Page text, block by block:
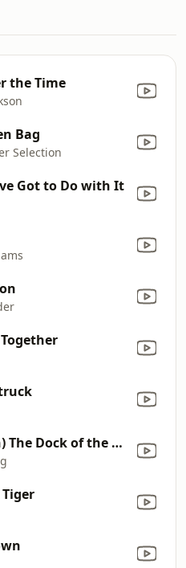
the Time
Bag
Selection
Got to Do with It
(Sittin' On) The Dock of the Bay